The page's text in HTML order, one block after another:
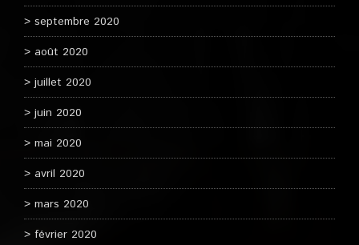
septembre 2020
août 2020
juillet 2020
juin 2020
mai 2020
avril 2020
mars 2020
février 2020